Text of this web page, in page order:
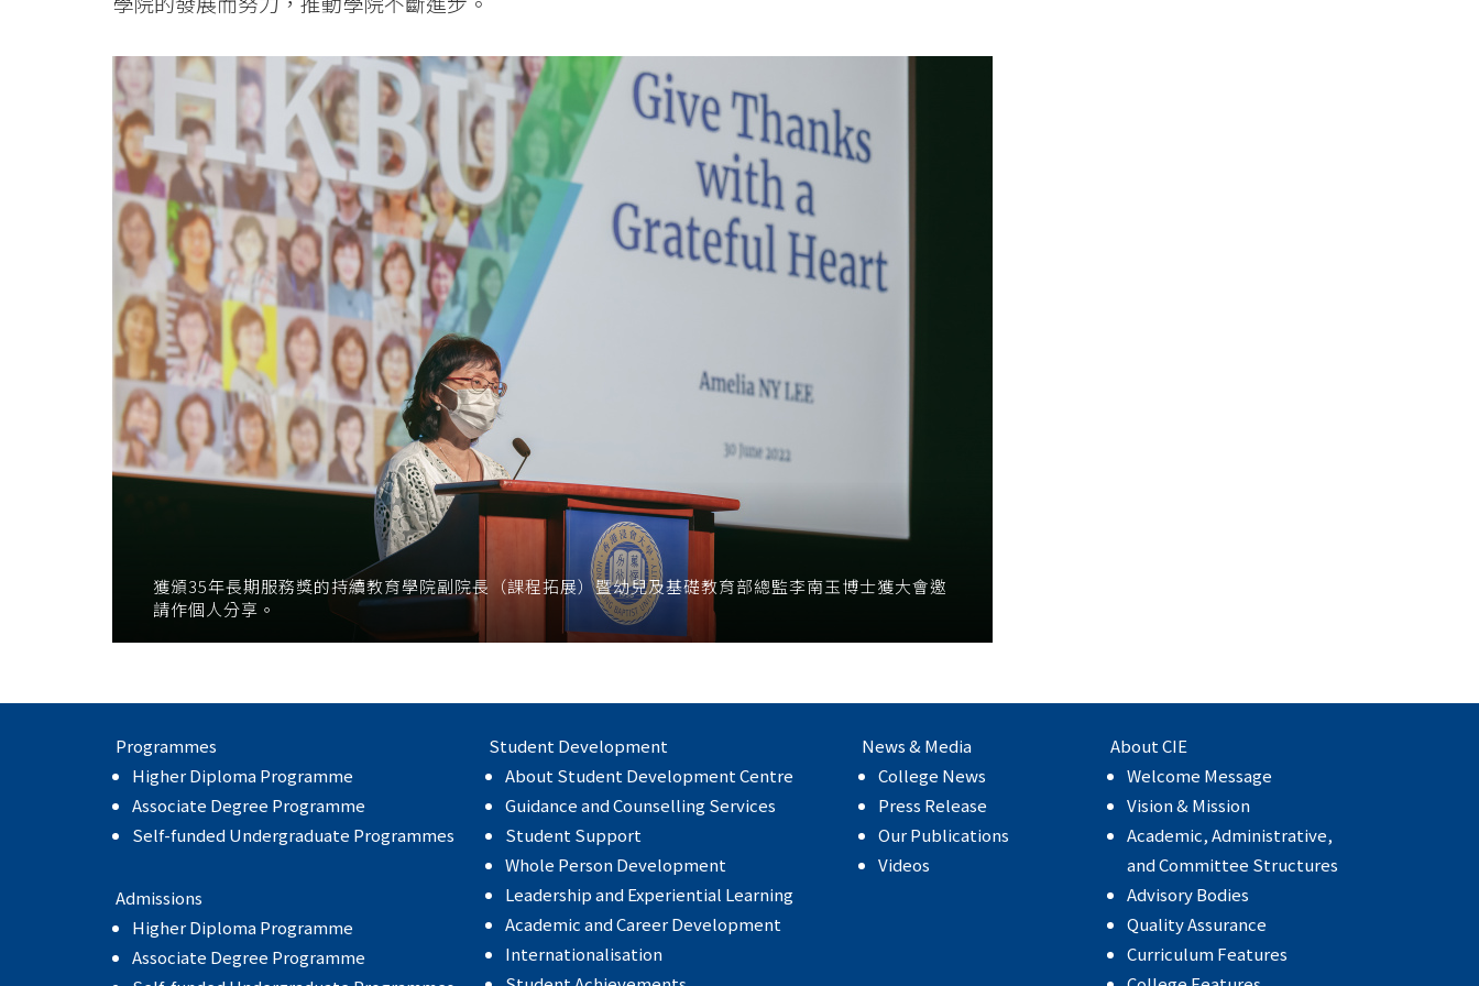
獲頒35年長期服務獎的持續教育學院副院長（課程拓展）暨幼兒及基礎教育部總監李南玉博士獲大會邀
請作個人分享。
Programmes
Higher Diploma Programme
Associate Degree Programme
Self-funded Undergraduate Programmes
Admissions
Higher Diploma Programme
Associate Degree Programme
Student Development
About Student Development Centre
Guidance and Counselling Services
Student Support
Whole Person Development
Leadership and Experiential Learning
Academic and Career Development
Internationalisation
News & Media
College News
Press Release
Our Publications
Videos
About CIE
Welcome Message
Vision & Mission
Academic, Administrative,
and Committee Structures
Advisory Bodies
Quality Assurance
Curriculum Features